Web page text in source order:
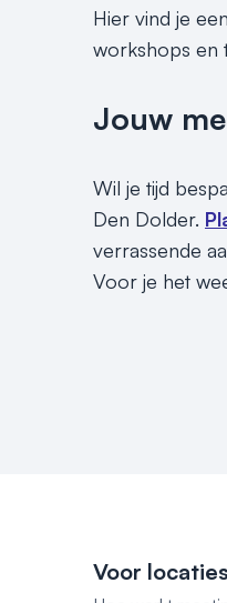
Hier vind je
workshops en
Jouw
Wil je tijd
Den Dolder.
verrassende
Voor je het
Voor locaties